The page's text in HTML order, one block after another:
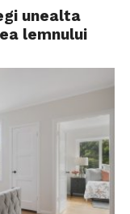
unealta
lemnului